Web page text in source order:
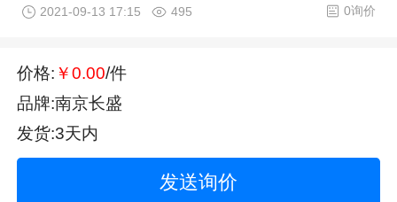
2021-09-13 17:15 495 0询价
价格: ￥0.00/件
品牌:南京长盛
发货:3天内
发送询价